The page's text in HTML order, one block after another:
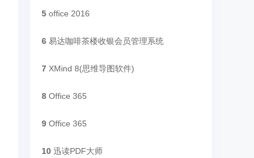
5 office 2016
6 易达咖啡茶楼收银会员管理系统
7 XMind 8(思维导图软件)
8 Office 365
9 Office 365
10 迅读PDF大师